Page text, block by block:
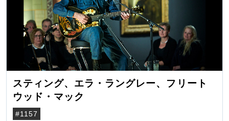
スティング、エラ・ラングレー、フリート
ウッド・マック
#1157